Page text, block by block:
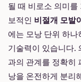
될 때 비로소 의미를
보적인 비절개 모발
에는 모낭 단위 하
기술력이 있습니다.
과의 관계를 정확히
낭을 온전하게 분리